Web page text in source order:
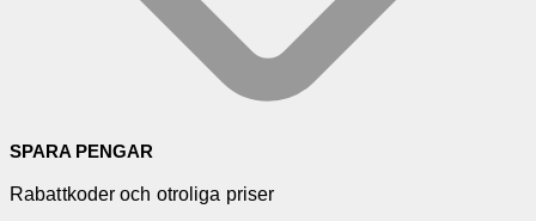
SPARA PENGAR
Rabattkoder och otroliga priser